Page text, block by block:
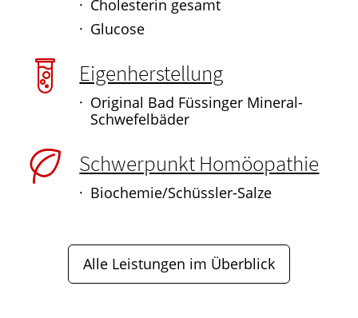
Cholesterin gesamt
Glucose
Eigenherstellung
Original Bad Füssinger Mineral-
Schwefelbäder
Schwerpunkt Homöopathie
Biochemie/Schüssler-Salze
Alle Leistungen im Überblick